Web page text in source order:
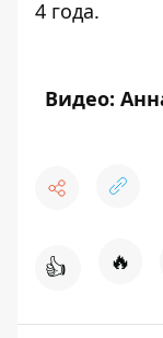
4 года.
Видео:
👍 🔥